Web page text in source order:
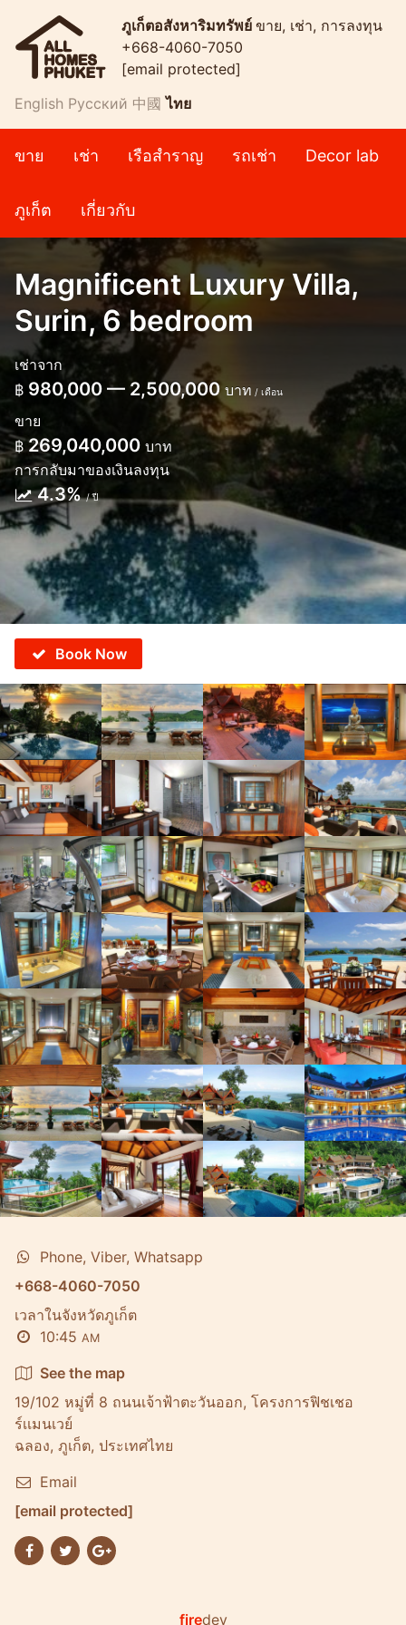
ภูเก็ตอสังหาริมทรัพย์ ขาย, เช่า, การลงทุน
+668-4060-7050
[email protected]
English Русский 中國 ไทย
ขาย เช่า เรือสำราญ รถเช่า Decor lab
ภูเก็ต เกี่ยวกับ
Magnificent Luxury Villa,
Surin, 6 bedroom
เช่าจาก
฿ 980,000 — 2,500,000 บาท / เดือน
ขาย
฿ 269,040,000 บาท
การกลับมาของเงินลงทุน
4.3%/ ปี
Book Now
Phone, Viber, Whatsapp
+668-4060-7050
เวลาในจังหวัดภูเก็ต
10:45 AM
See the map
19/102 หมู่ที่ 8 ถนนเจ้าฟ้าตะวันออก, โครงการฟิชเชอ
ร์เเมนเวย์
ฉลอง, ภูเก็ต, ประเทศไทย
Email
[email protected]
firedev